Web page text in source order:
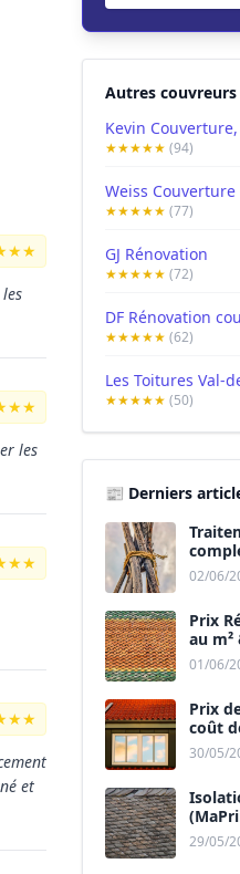
les
et
Autres couvreurs
★★★★★(94)
★★★★★(77)
GJ Rénovation
★★★★★(72)
DF Rénovation
★★★★★(62)
★★★★★(50)
📰 Derniers
02/06/
Prix
au m²
01/06/
Prix
coût
30/05/
29/05/